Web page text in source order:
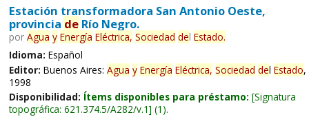
Estación transformadora San Antonio Oeste,
provincia deRío Negro.
por Agua y Energía Eléctrica, Sociedad del Estado.
Idioma: Español
Editor: Buenos Aires: Agua y Energía Eléctrica, Sociedad del Estado,
1998
Disponibilidad: Ítems disponibles para préstamo: Signatura
topográfica: 621.374.5/A282/v.1 (1).